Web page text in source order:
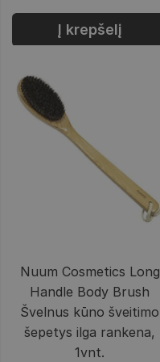
Į krepšelį
Nuum Cosmetics Long
Handle Body Brush
Švelnus kūno šveitimo
šepetys ilga rankena,
1vnt.